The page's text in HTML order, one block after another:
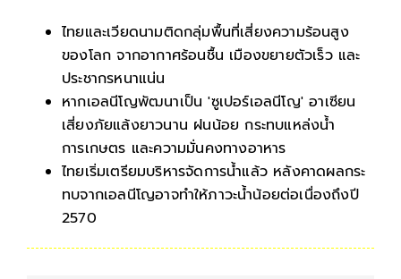
ไทยและเวียดนามติดกลุ่มพื้นที่เสี่ยงความร้อนสูง
ของโลก จากอากาศร้อนชื้น เมืองขยายตัวเร็ว และ
ประชากรหนาแน่น
หากเอลนีโญพัฒนาเป็น 'ซูเปอร์เอลนีโญ' อาเซียน
เสี่ยงภัยแล้งยาวนาน ฝนน้อย กระทบแหล่งน้ำ
การเกษตร และความมั่นคงทางอาหาร
ไทยเริ่มเตรียมบริหารจัดการน้ำแล้ว หลังคาดผลกระ
ทบจากเอลนีโญอาจทำให้ภาวะน้ำน้อยต่อเนื่องถึงปี
2570